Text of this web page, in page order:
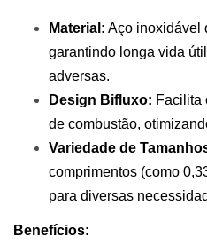
Material: Aço inoxidável
garantindo longa vida
adversas.
Design Bifluxo: Facilita
de combustão,
Variedade de
comprimentos (como
para diversas
Benefícios: